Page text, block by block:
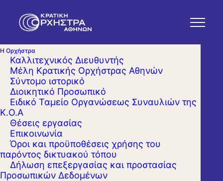
Η Ορχήστρα
Καλλιτεχνικός Διευθυντής
Μέλη Κρατικής Ορχήστρας Αθηνών
Σύντομο ιστορικό
Διοικητικό Προσωπικό
Ειδικό Ταμείο Οργανώσεως Συναυλιών της
Κ.Ο.Α
Θέσεις εργασίας
Επικοινωνία
Όροι και προϋποθέσεις χρήσης του
παρόντος δικτυακού τόπου
Δήλωση επεξεργασίας και προστασίας
Προσωπικών Δεδομένων